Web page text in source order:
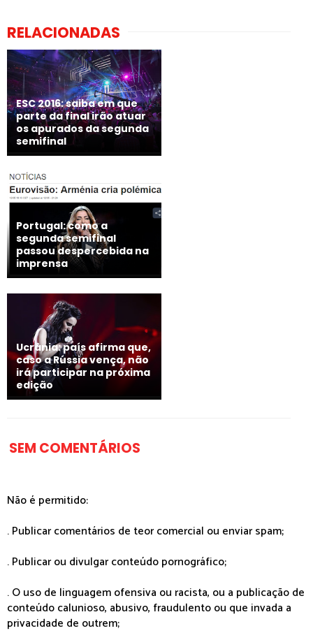
RELACIONADAS
ESC 2016: saiba em que
parte da final irão atuar
os apurados da segunda
semifinal
Portugal: como a
segunda semifinal
passou despercebida na
imprensa
Ucrânia: país afirma que,
caso a Rússia vença, não
irá participar na próxima
edição
SEM COMENTÁRIOS
Não é permitido:
. Publicar comentários de teor comercial ou enviar spam;
. Publicar ou divulgar conteúdo pornográfico;
. O uso de linguagem ofensiva ou racista, ou a publicação de
conteúdo calunioso, abusivo, fraudulento ou que invada a
privacidade de outrem;